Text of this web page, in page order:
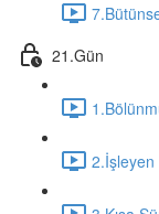
21.Gün
2.İşleyen